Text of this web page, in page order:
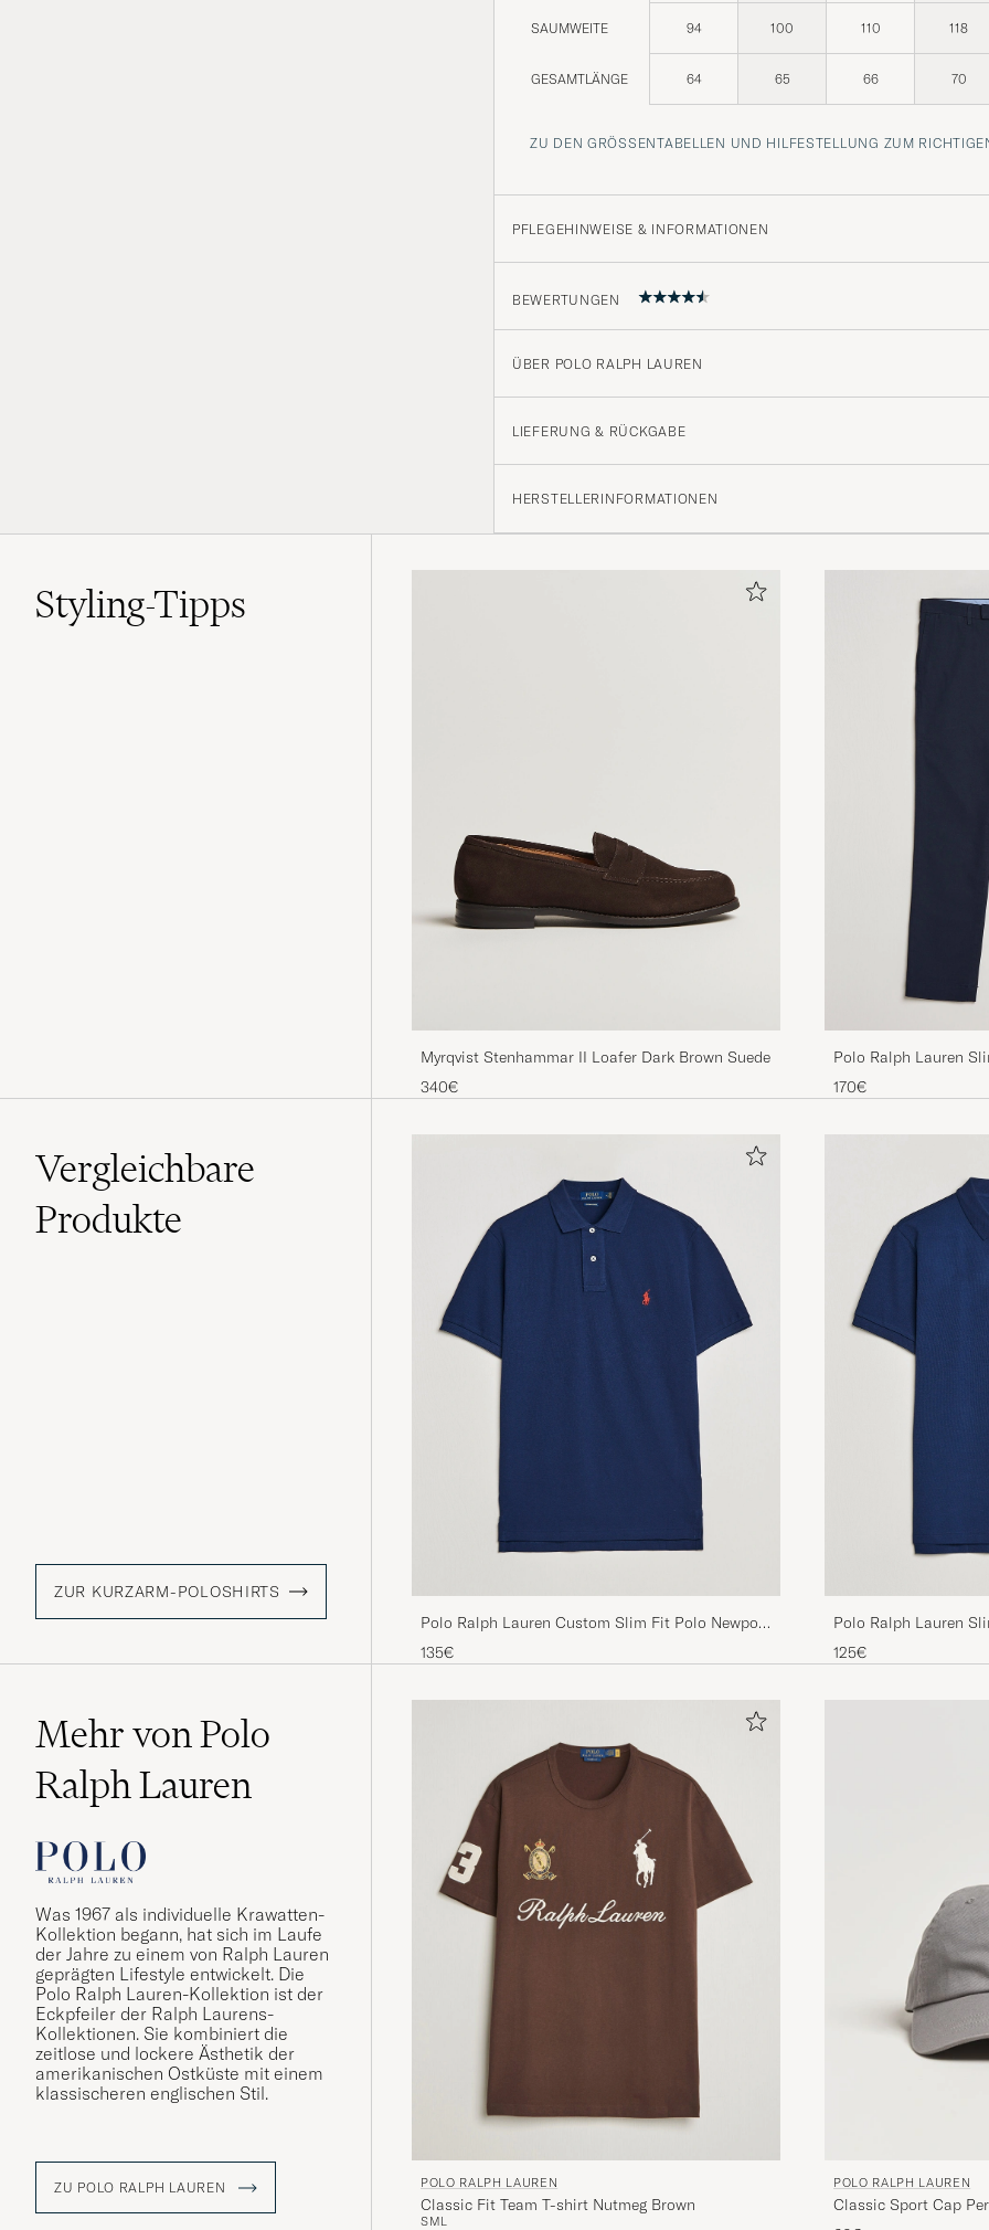
SAUMWEITE 94 100 110 118
GESAMTLÄNGE 64 65 66 70
ZU DEN GRÖSSENTABELLEN UND HILFESTELLUNG ZUM RICHTIGEN
PFLEGEHINWEISE & INFORMATIONEN
BEWERTUNGEN
ROLF SVEN TORBJÖRN E
Som en piké ska vara.
GABRIEL K GEKAUFT AM AUF CAREOFCARL.SE
ÜBER POLO RALPH LAUREN
LIEFERUNG & RÜCKGABE
HERSTELLERINFORMATIONEN
Styling-Tipps
Myrqvist Stenhammar II Loafer Dark Brown Suede
340€
Polo Ralph Lauren
Aviator Navy
170€
Vergleichbare
Produkte
ZUR KURZARM-POLOSHIRTS
Polo Ralph Lauren Custom Slim Fit Polo Newport
Navy
135€
Polo Ralph Lauren
125€
Mehr von Polo
Ralph Lauren
Was 1967 als individuelle Krawatten-
Kollektion begann, hat sich im Laufe
der Jahre zu einem von Ralph Lauren
geprägten Lifestyle entwickelt. Die
Polo Ralph Lauren-Kollektion ist der
Eckpfeiler der Ralph Laurens-
Kollektionen. Sie kombiniert die
zeitlose und lockere Ästhetik der
amerikanischen Ostküste mit einem
klassischeren englischen Stil.
ZU POLO RALPH LAUREN POLO RALPH LAUREN
Classic Fit Team T-shirt Nutmeg Brown
SML
POLO RALPH LAUREN
Classic Sport Cap